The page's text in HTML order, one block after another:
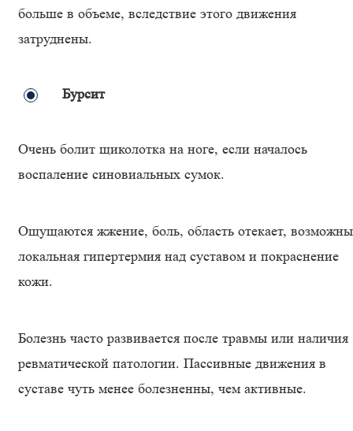
больше в объеме, вследствие этого движения
затруднены.
Бурсит
Очень болит щиколотка на ноге, если началось
воспаление синовиальных сумок.
Ощущаются жжение, боль, область отекает, возможны
локальная гипертермия над суставом и покраснение
кожи.
Болезнь часто развивается после травмы или наличия
ревматической патологии. Пассивные движения в
суставе чуть менее болезненны, чем активные.